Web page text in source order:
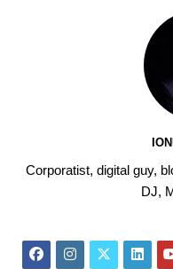
Corporatist, digital guy,
DJ,